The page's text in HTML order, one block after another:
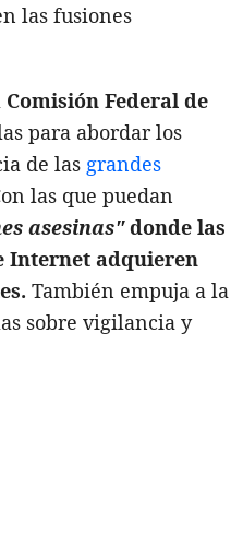
las fusiones
Comisión Federal de
para abordar los
de las grandes
las que puedan
asesinas"donde las
Internet adquieren
También empuja a la
sobre vigilancia y